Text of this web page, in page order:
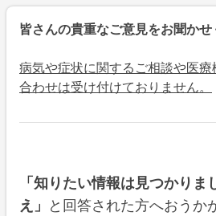
皆さんの貴重なご意見をお聞かせ
病気や症状に関するご相談や医
合わせは受け付けておりません。
「知りたい情報は見つかりま
え」 と回答された方へおうか